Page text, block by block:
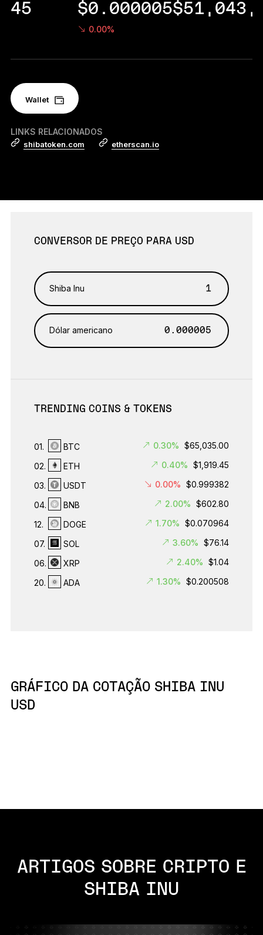
Acessórios
Soluções de Recuperação
Compare os autenticadores
45 $0.000005
0.00%
LINKS RELACIONADOS
shibatoken.com etherscan.io
Wallet
GRÁFICO DA COTAÇÃO SHIBA INU
USD
CONVERSOR DE PREÇO PARA USD
Shiba Inu
Dólar americano
TRENDING COINS & TOKENS
01. BTC 0.30% $65,035.00
02. ETH 0.40% $1,919.45
03. USDT 0.00% $0.999382
04. BNB 2.00% $602.80
12. DOGE 1.70% $0.070964
07. SOL 3.60% $76.14
06. XRP 2.40% $1.04
20. ADA 1.30% $0.200508
ARTIGOS SOBRE CRIPTO E
SHIBA INU